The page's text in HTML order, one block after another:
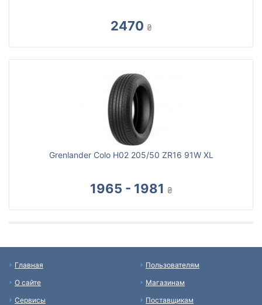
2470 ₴
Grenlander Colo H02 205/50 ZR16 91W XL
1965 - 1981 ₴
Главная
О сайте
Сервисы
Пользователям
Магазинам
Поставщикам